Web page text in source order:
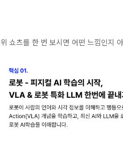
위 쇼츠를 한 번 보시면 어떤 느낌인지